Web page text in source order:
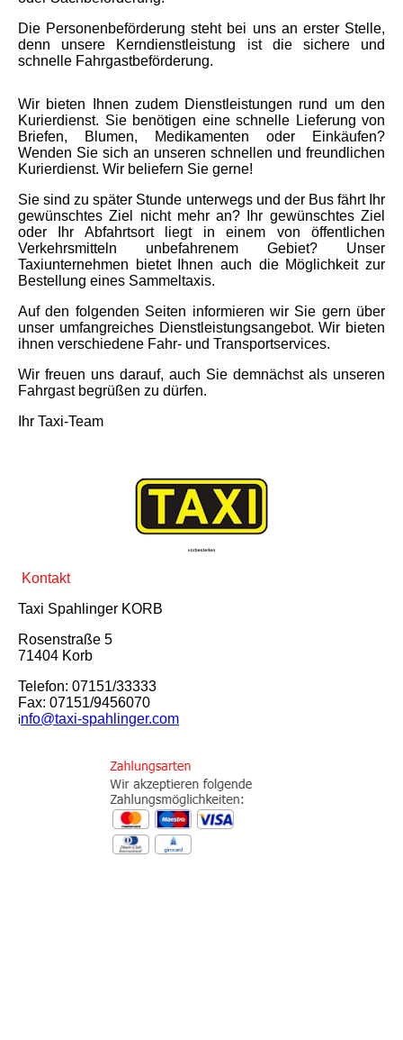
Die Personenbeförderung steht bei uns an erster Stelle,
denn unsere Kerndienstleistung ist die sichere und
schnelle Fahrgastbeförderung.
Wir bieten Ihnen zudem Dienstleistungen rund um den
Kurierdienst. Sie benötigen eine schnelle Lieferung von
Briefen, Blumen, Medikamenten oder Einkäufen?
Wenden Sie sich an unseren schnellen und freundlichen
Kurierdienst. Wir beliefern Sie gerne!
Sie sind zu später Stunde unterwegs und der Bus fährt Ihr
gewünschtes Ziel nicht mehr an? Ihr gewünschtes Ziel
oder Ihr Abfahrtsort liegt in einem von öffentlichen
Verkehrsmitteln unbefahrenem Gebiet? Unser
Taxiunternehmen bietet Ihnen auch die Möglichkeit zur
Bestellung eines Sammeltaxis.
Auf den folgenden Seiten informieren wir Sie gern über
unser umfangreiches Dienstleistungsangebot. Wir bieten
ihnen verschiedene Fahr- und Transportservices.
Wir freuen uns darauf, auch Sie demnächst als unseren
Fahrgast begrüßen zu dürfen.
Ihr Taxi-Team
Kontakt
Taxi Spahlinger KORB
Rosenstraße 5
71404 Korb
Telefon: 07151/33333
Fax: 07151/9456070
info@taxi-spahlinger.com